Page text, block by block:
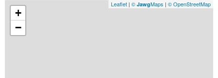
+
−
Leaflet | © JawgMaps | © OpenStreetMap